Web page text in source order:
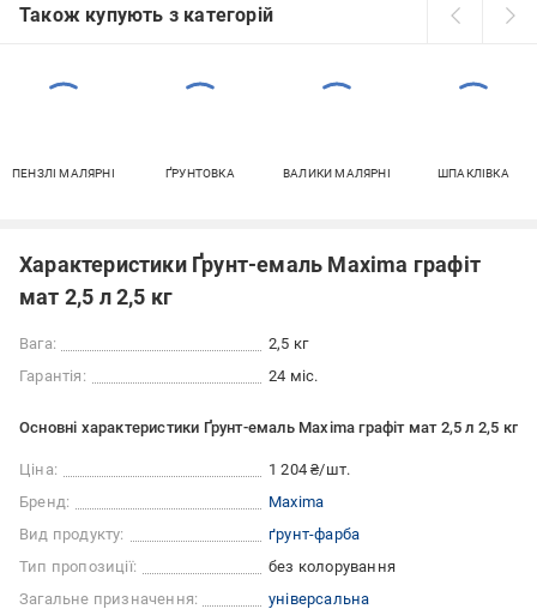
Також купують з категорій
ПЕНЗЛІ МАЛЯРНІ ҐРУНТОВКА ВАЛИКИ МАЛЯРНІ ШПАКЛІВКА
Характеристики Ґрунт-емаль Maxima графіт
мат 2,5 л 2,5 кг
Вага:
2,5 кг
Гарантія:
24 міс.
Основні характеристики Ґрунт-емаль Maxima графіт мат 2,5 л 2,5 кг
Ціна:
1 204 ₴/шт.
Бренд:
Maxima
Вид продукту:
ґрунт-фарба
Тип пропозиції:
без колорування
Загальне призначення:
універсальна